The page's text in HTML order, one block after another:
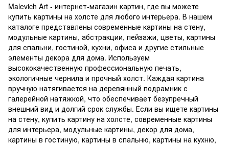
Malevich Art - интернет-магазин картин, где вы можете
купить картины на холсте для любого интерьера. В нашем
каталоге представлены современные картины на стену,
модульные картины, абстракции, пейзажи, цветы, картины
для спальни, гостиной, кухни, офиса и другие стильные
элементы декора для дома. Используем
высококачественную профессиональную печать,
экологичные чернила и прочный холст. Каждая картина
вручную натягивается на деревянный подрамник с
галерейной натяжкой, что обеспечивает безупречный
внешний вид и долгий срок службы. Если вы ищете картины
на стену, купить картину на холсте, современные картины
для интерьера, модульные картины, декор для дома,
картины в гостиную, картины в спальню, картины на кухню,